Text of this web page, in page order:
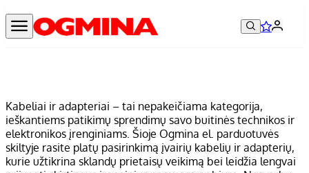
Kabeliai ir adapteriai – tai nepakeičiama kategorija,
ieškantiems patikimų sprendimų savo buitinės technikos ir
elektronikos įrenginiams. Šioje Ogmina el. parduotuvės
skiltyje rasite platų pasirinkimą įvairių kabelių ir adapterių,
kurie užtikrina sklandų prietaisų veikimą bei leidžia lengvai